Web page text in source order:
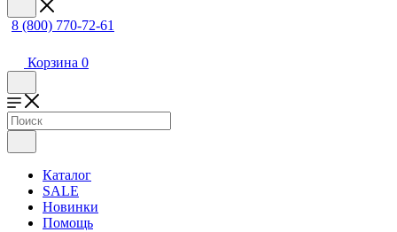
8 (800) 770-72-61
Корзина 0
Каталог
SALE
Новинки
Помощь